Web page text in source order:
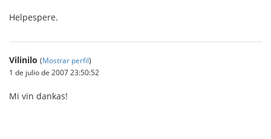
Helpespere.
Vilinilo (Mostrar perfil)
1 de julio de 2007 23:50:52
Mi vin dankas!